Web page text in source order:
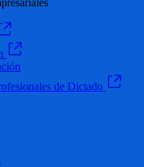
de Dictado